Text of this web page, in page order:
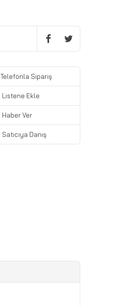
Telefonla Sipariş
Listene Ekle
Haber Ver
Satıcıya Danış